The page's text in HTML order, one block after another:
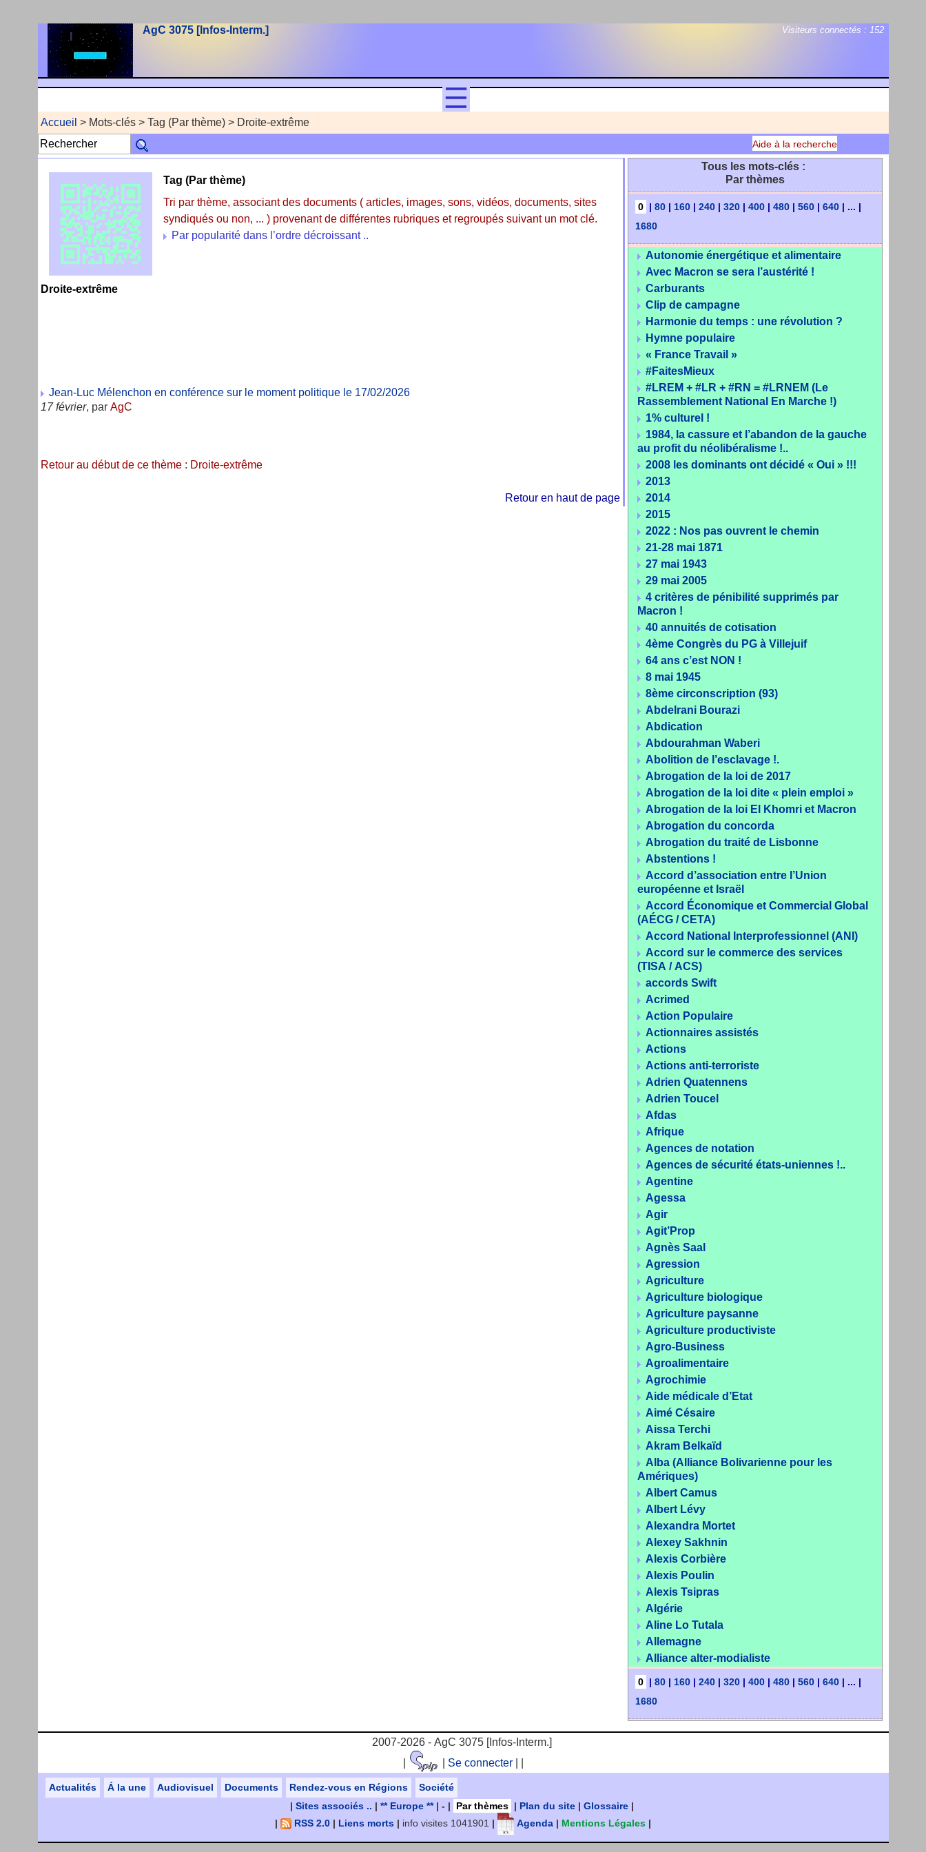
AgC 3075 [Infos-Interm.] Visiteurs connectés : 152
Accueil > Mots-clés > Tag (Par thème) > Droite-extrême
Aide à la recherche
Tag (Par thème)
Tri par thème, associant des documents ( articles, images, sons, vidéos, documents, sites
syndiqués ou non, ... ) provenant de différentes rubriques et regroupés suivant un mot clé.
Par popularité dans l’ordre décroissant ..
Droite-extrême
Jean-Luc Mélenchon en conférence sur le moment politique le 17/02/2026
17 février, par AgC
Retour au début de ce thème : Droite-extrême
Retour en haut de page
Tous les mots-clés :
Par thèmes
0 | 80| 160| 240| 320| 400| 480| 560| 640| ... |
1680
Autonomie énergétique et alimentaire
Avec Macron se sera l’austérité !
Carburants
Clip de campagne
Harmonie du temps : une révolution ?
Hymne populaire
« France Travail »
#FaitesMieux
#LREM + #LR + #RN = #LRNEM (Le
Rassemblement National En Marche !)
1% culturel !
1984, la cassure et l’abandon de la gauche
au profit du néolibéralisme !..
2008 les dominants ont décidé « Oui » !!!
2013
2014
2015
2022 : Nos pas ouvrent le chemin
21-28 mai 1871
27 mai 1943
29 mai 2005
4 critères de pénibilité supprimés par
Macron !
40 annuités de cotisation
4ème Congrès du PG à Villejuif
64 ans c’est NON !
8 mai 1945
8ème circonscription (93)
Abdelrani Bourazi
Abdication
Abdourahman Waberi
Abolition de l’esclavage !.
Abrogation de la loi de 2017
Abrogation de la loi dite « plein emploi »
Abrogation de la loi El Khomri et Macron
Abrogation du concorda
Abrogation du traité de Lisbonne
Abstentions !
Accord d’association entre l’Union
européenne et Israël
Accord Économique et Commercial Global
(AÉCG / CETA)
Accord National Interprofessionnel (ANI)
Accord sur le commerce des services
(TISA / ACS)
accords Swift
Acrimed
Action Populaire
Actionnaires assistés
Actions
Actions anti-terroriste
Adrien Quatennens
Adrien Toucel
Afdas
Afrique
Agences de notation
Agences de sécurité états-uniennes !..
Agentine
Agessa
Agir
Agit’Prop
Agnès Saal
Agression
Agriculture
Agriculture biologique
Agriculture paysanne
Agriculture productiviste
Agro-Business
Agroalimentaire
Agrochimie
Aide médicale d’Etat
Aimé Césaire
Aissa Terchi
Akram Belkaïd
Alba (Alliance Bolivarienne pour les
Amériques)
Albert Camus
Albert Lévy
Alexandra Mortet
Alexey Sakhnin
Alexis Corbière
Alexis Poulin
Alexis Tsipras
Algérie
Aline Lo Tutala
Allemagne
Alliance alter-modialiste
0 | 80| 160| 240| 320| 400| 480| 560| 640| ... |
1680
2007-2026 - AgC 3075 [Infos-Interm.]
Se connecter|
Actualités Á la une Audiovisuel Documents Rendez-vous en Régions
Société
| Sites associés .. | ** Europe ** | - | Par thèmes | Plan du site| Glossaire|
|
RSS 2.0 | Liens morts | info visites 1041901 | Agenda | Mentions Légales |